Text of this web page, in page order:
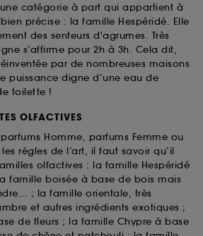
catégorie à part qui appartient à
précise : la famille Hespéridé. Elle
des senteurs d'agrumes. Très
s’affirme pour 2h à 3h. Cela dit,
par de nombreuses maisons
puissance digne d’une eau de
toilette !
OLFACTIVES
Homme, parfums Femme ou
règles de l’art, il faut savoir qu’il
olfactives : la famille Hespéridé
famille boisée à base de bois mais
; la famille orientale, très
et autres ingrédients exotiques ;
de fleurs ; la famille Chypre à base